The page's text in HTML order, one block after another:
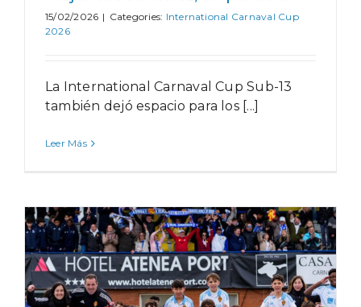
15/02/2026 | Categories: International Carnaval Cup
2026
La International Carnaval Cup Sub-13
también dejó espacio para los [...]
Leer Más